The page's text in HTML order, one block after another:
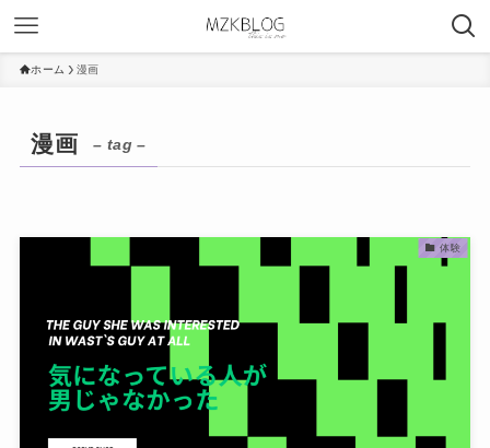
ホーム 漫画
漫画 – tag –
体験